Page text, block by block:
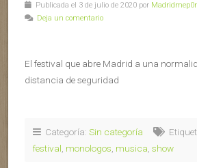
Publicada el 3 de julio de 2020 por
Deja un comentario
El festival que abre Madrid a una
distancia de seguridad
Categoría: Sin categoría
festival monologos musica show